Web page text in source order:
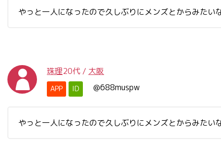
やっと一人になったので久しぶりにメンズとからみたい
珠理20代 / 大阪
APP ID @688muspw
やっと一人になったので久しぶりにメンズとからみたい